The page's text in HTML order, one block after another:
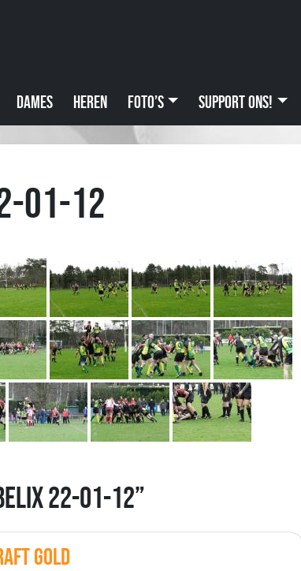
Dames Heren Foto’s Support ons!
01-12
22-01-12”
gold